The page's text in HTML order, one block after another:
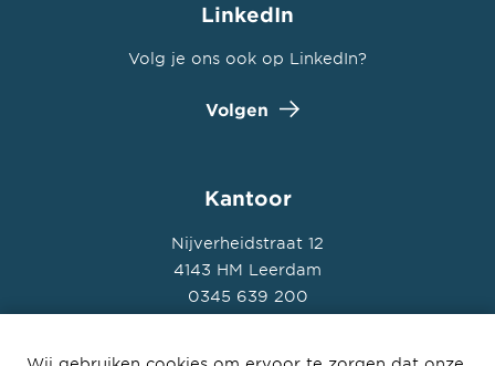
LinkedIn
Volg je ons ook op LinkedIn?
Volgen
Kantoor
Nijverheidstraat 12
4143 HM Leerdam
0345 639 200